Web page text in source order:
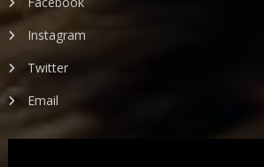
Instagram
Twitter
Email